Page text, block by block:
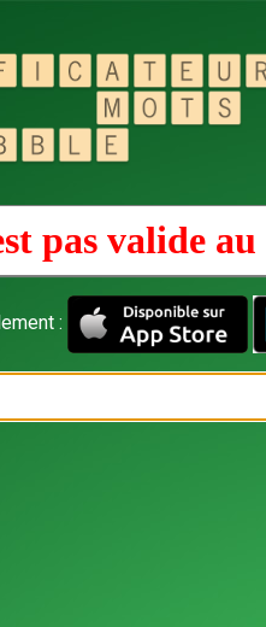
pas valide au
: